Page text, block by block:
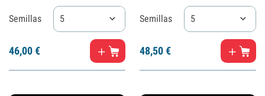
Semillas 5
46,00€
Semillas 5
48,50€